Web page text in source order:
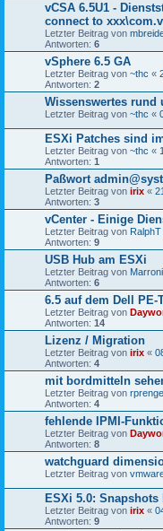
vCSA 6.5U1 -
connect to
Letzter Beitrag von
Antworten: 6
vSphere 6.5 GA
Letzter Beitrag von ~thc «
Antworten: 2
Wissenswertes rund
Letzter Beitrag von ~thc «
ESXi Patches sind
Letzter Beitrag von ~thc «
Antworten: 1
Paßwort
Letzter Beitrag von irix «
Antworten: 3
vCenter - Einige
Letzter Beitrag von RalphT
Antworten: 9
USB Hub am ESXi
Letzter Beitrag von
Antworten: 6
6.5 auf dem Dell PE-
Letzter Beitrag von
Antworten: 14
Lizenz / Migration
Letzter Beitrag von irix «
Antworten: 4
mit bordmitteln
Letzter Beitrag von
Antworten: 4
fehlende IPMI-
Letzter Beitrag von
Antworten: 8
watchguard
Letzter Beitrag von
ESXi 5.0:
Letzter Beitrag von irix «
Antworten: 9